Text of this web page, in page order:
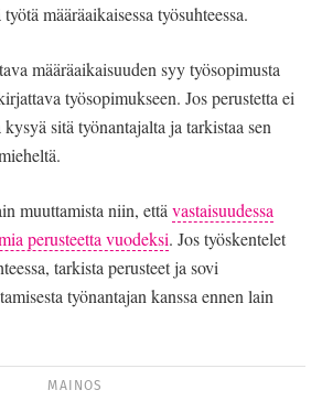
määräaikaisessa työsuhteessa.
määräaikaisuuden syy työsopimusta
työsopimukseen. Jos perustetta ei
sitä työnantajalta ja tarkistaa sen
muuttamista niin, että vastaisuudessa
perusteetta vuodeksi. Jos työskentelet
tarkista perusteet ja sovi
työnantajan kanssa ennen lain
MAINOS